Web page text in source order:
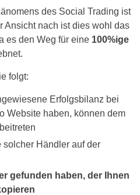
des Social Trading ist
Ansicht nach ist dies wohl das
es den Weg für eine 100%ige
folgt:
Erfolgsbilanz bei
Website haben, können dem
solcher Händler auf der
gefunden haben, der Ihnen